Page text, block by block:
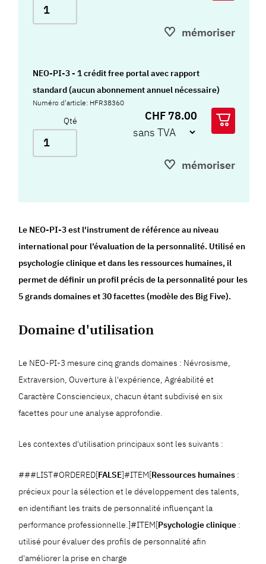
mémoriser
NEO-PI-3 - 1 crédit free portal avec rapport
standard (aucun abonnement annuel nécessaire)
Numéro d'article: HFR38360
Qté CHF 78.00
mémoriser
Le NEO-PI-3 est l'instrument de référence au niveau
international pour l’évaluation de la personnalité. Utilisé en
psychologie clinique et dans les ressources humaines, il
permet de définir un profil précis de la personnalité pour les
5 grands domaines et 30 facettes (modèle des Big Five).
Domaine d'utilisation
Le NEO-PI-3 mesure cinq grands domaines : Névrosisme,
Extraversion, Ouverture à l'expérience, Agréabilité et
Caractère Consciencieux, chacun étant subdivisé en six
facettes pour une analyse approfondie.
Les contextes d'utilisation principaux sont les suivants :
###LIST#ORDERED[FALSE]#ITEM[Ressources humaines :
précieux pour la sélection et le développement des talents,
en identifiant les traits de personnalité influençant la
performance professionnelle.]#ITEM[Psychologie clinique :
utilisé pour évaluer des profils de personnalité afin
d'améliorer la prise en charge